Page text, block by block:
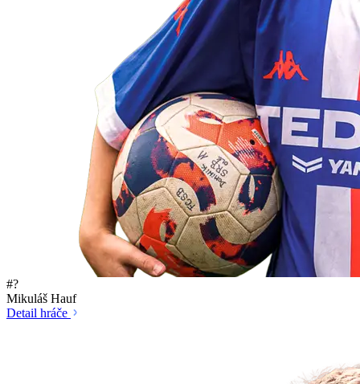
#?
Mikuláš Hauf
Detail hráče